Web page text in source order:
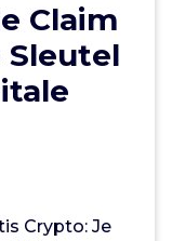
Claim
Sleutel
Crypto: Je
Gratis
0